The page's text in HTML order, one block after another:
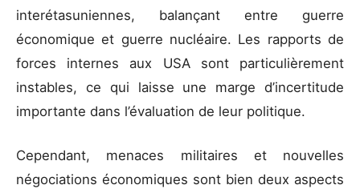
interétasuniennes, balançant entre guerre
économique et guerre nucléaire. Les rapports de
forces internes aux USA sont particulièrement
instables, ce qui laisse une marge d’incertitude
importante dans l’évaluation de leur politique.
Cependant, menaces militaires et nouvelles
négociations économiques sont bien deux aspects